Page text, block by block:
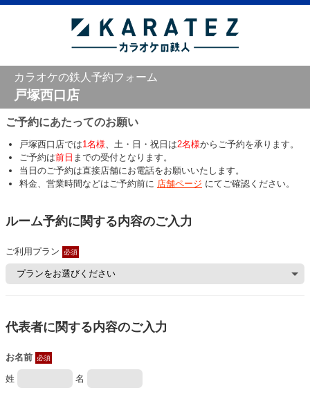
カラオケの鉄人予約フォーム
戸塚西口店
ご予約にあたってのお願い
戸塚西口店では1名様 、土・日・祝日は2名様からご予約を承ります。
ご予約は前日 までの受付となります。
当日のご予約は直接店舗にお電話をお願いいたします。
料金、営業時間などはご予約前に 店舗ページ にてご確認ください。
ルーム予約に関する内容のご入力
ご利用プラン 必須
代表者に関する内容のご入力
お名前 必須
姓 名